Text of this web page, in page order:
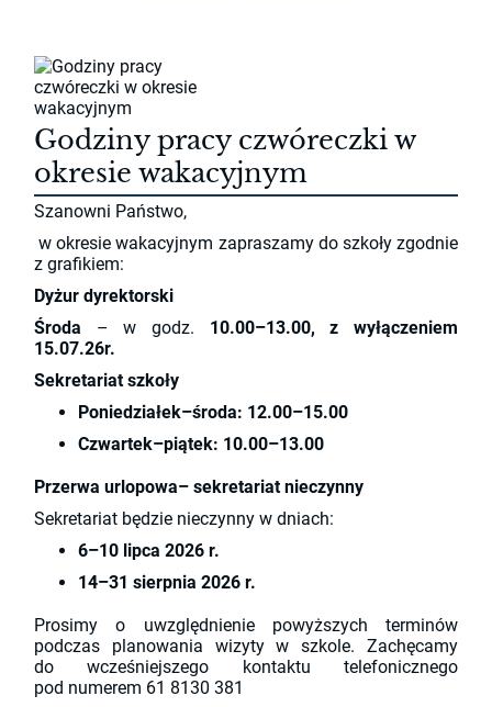
Godziny pracy czwóreczki w
okresie wakacyjnym
Szanowni Państwo,
w okresie wakacyjnym zapraszamy do szkoły zgodnie
z grafikiem:
Dyżur dyrektorski
Środa – w godz. 10.00–13.00, z wyłączeniem
15.07.26r.
Sekretariat szkoły
Poniedziałek–środa: 12.00–15.00
Czwartek–piątek: 10.00–13.00
Przerwa urlopowa– sekretariat nieczynny
Sekretariat będzie nieczynny w dniach:
6–10 lipca 2026 r.
14–31 sierpnia 2026 r.
Prosimy o uwzględnienie powyższych terminów
podczas planowania wizyty w szkole. Zachęcamy
do wcześniejszego kontaktu telefonicznego
pod numerem 61 8130 381